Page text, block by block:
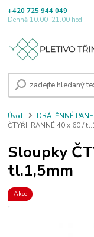
+420 725 944 049
Denně 10.00–21.00 hod
Úvod DRÁTĚNNÉ
ČTYŘHRANNÉ 40 x 60 /
Sloupky
tl.1,5mm
Akce